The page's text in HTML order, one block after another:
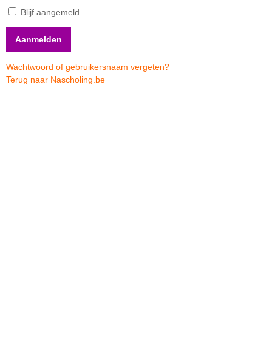
Blijf aangemeld
Wachtwoord of gebruikersnaam vergeten?
Terug naar Nascholing.be